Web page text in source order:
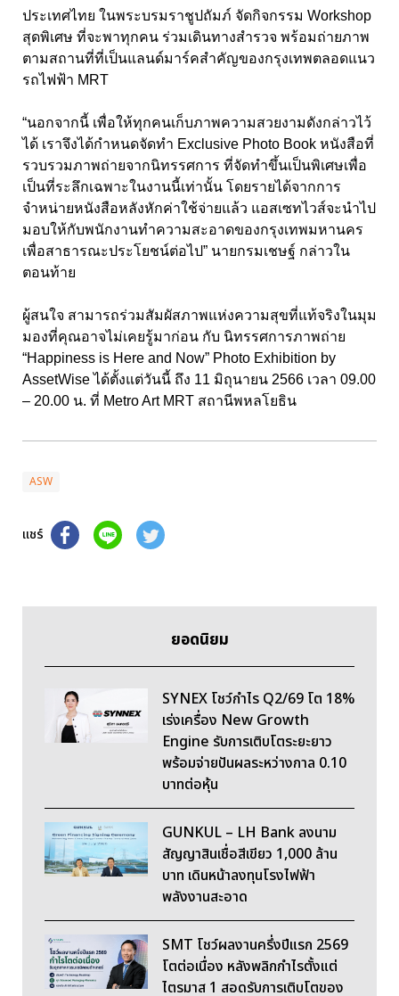
ประเทศไทย ในพระบรมราชูปถัมภ์ จัดกิจกรรม Workshop
สุดพิเศษ ที่จะพาทุกคน ร่วมเดินทางสำรวจ พร้อมถ่ายภาพ
ตามสถานที่ที่เป็นแลนด์มาร์คสำคัญของกรุงเทพตลอดแนว
รถไฟฟ้า MRT
“นอกจากนี้ เพื่อให้ทุกคนเก็บภาพความสวยงามดังกล่าวไว้
ได้ เราจึงได้กำหนดจัดทำ Exclusive Photo Book หนังสือที่
รวบรวมภาพถ่ายจากนิทรรศการ ที่จัดทำขึ้นเป็นพิเศษเพื่อ
เป็นที่ระลึกเฉพาะในงานนี้เท่านั้น โดยรายได้จากการ
จำหน่ายหนังสือหลังหักค่าใช้จ่ายแล้ว แอสเซทไวส์จะนำไป
มอบให้กับพนักงานทำความสะอาดของกรุงเทพมหานคร
เพื่อสาธารณะประโยชน์ต่อไป” นายกรมเชษฐ์ กล่าวใน
ตอนท้าย
ผู้สนใจ สามารถร่วมสัมผัสภาพแห่งความสุขที่แท้จริงในมุม
มองที่คุณอาจไม่เคยรู้มาก่อน กับ นิทรรศการภาพถ่าย
“Happiness is Here and Now” Photo Exhibition by
AssetWise ได้ตั้งแต่วันนี้ ถึง 11 มิถุนายน 2566 เวลา 09.00
– 20.00 น. ที่ Metro Art MRT สถานีพหลโยธิน
ASW
แชร์
ยอดนิยม
SYNEX โชว์กำไร Q2/69 โต 18%
เร่งเครื่อง New Growth
Engine รับการเติบโตระยะยาว
พร้อมจ่ายปันผลระหว่างกาล 0.10
บาทต่อหุ้น
GUNKUL – LH Bank ลงนาม
สัญญาสินเชื่อสีเขียว 1,000 ล้าน
บาท เดินหน้าลงทุนโรงไฟฟ้า
พลังงานสะอาด
SMT โชว์ผลงานครึ่งปีแรก 2569
โตต่อเนื่อง หลังพลิกกำไรตั้งแต่
ไตรมาส 1 สอดรับการเติบโตของ